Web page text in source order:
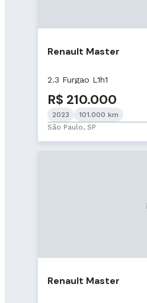
Renault Master
2.3 Furgao L1h1
R$ 210.000
2023
101.000 km
São Paulo, SP
Renault Master